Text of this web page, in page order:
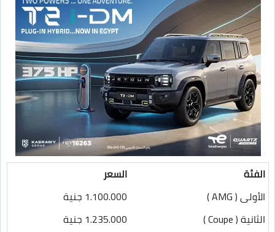
الفئة
السعر
الأولى ( AMG )
1.100.000 جنية
الثانية ( Coupe )
1.235.000 جنية